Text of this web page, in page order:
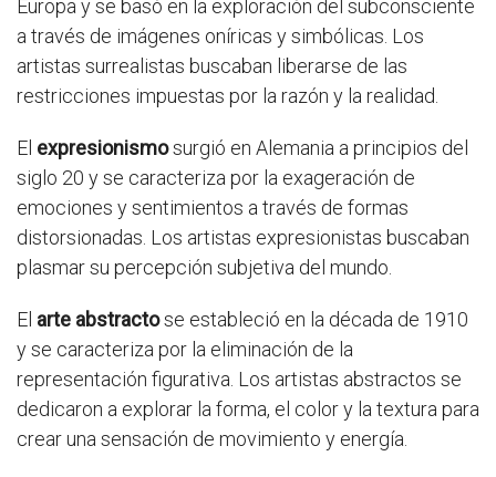
Europa y se basó en la exploración del subconsciente
a través de imágenes oníricas y simbólicas. Los
artistas surrealistas buscaban liberarse de las
restricciones impuestas por la razón y la realidad.
El expresionismosurgió en Alemania a principios del
siglo 20 y se caracteriza por la exageración de
emociones y sentimientos a través de formas
distorsionadas. Los artistas expresionistas buscaban
plasmar su percepción subjetiva del mundo.
El arte abstractose estableció en la década de 1910
y se caracteriza por la eliminación de la
representación figurativa. Los artistas abstractos se
dedicaron a explorar la forma, el color y la textura para
crear una sensación de movimiento y energía.